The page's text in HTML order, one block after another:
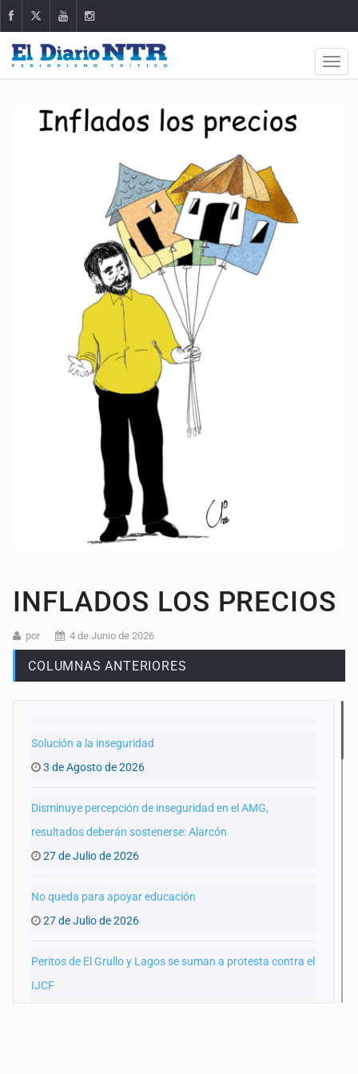
INFLADOS LOS PRECIOS
por 4 de Junio de 2026
COLUMNAS ANTERIORES
Solución a la inseguridad
3 de Agosto de 2026
Disminuye percepción de inseguridad en el AMG,
resultados deberán sostenerse: Alarcón
27 de Julio de 2026
No queda para apoyar educación
27 de Julio de 2026
Peritos de El Grullo y Lagos se suman a protesta contra el
IJCF